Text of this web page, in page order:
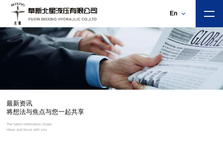
En
最新资讯
将想法与焦点与您一起共享
The latest information Share
ideas and focus with you